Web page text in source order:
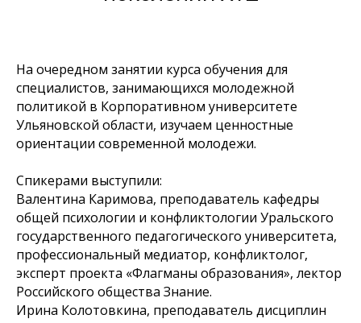
На очередном занятии курса обучения для
специалистов, занимающихся молодежной
политикой в Корпоративном университете
Ульяновской области, изучаем ценностные
ориентации современной молодежи.
Спикерами выступили:
Валентина Каримова, преподаватель кафедры
общей психологии и конфликтологии Уральского
государственного педагогического университета,
профессиональный медиатор, конфликтолог,
эксперт проекта «Флагманы образования», лектор
Российского общества Знание.
Ирина Колотовкина, преподаватель дисциплин